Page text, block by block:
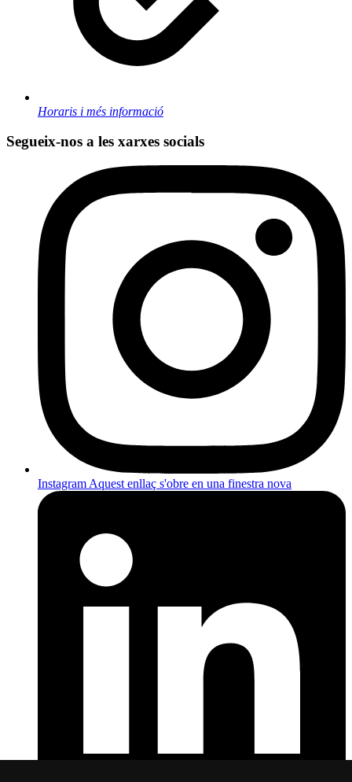
Horaris i més informació
Segueix-nos a les xarxes socials
Instagram Aquest enllaç s'obre en una finestra nova